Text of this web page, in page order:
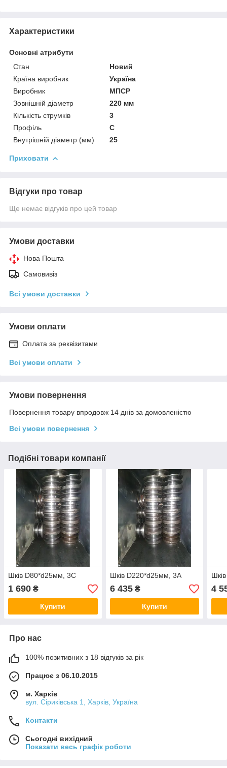
Характеристики
Основні атрибути
Стан
Новий
Країна виробник
Україна
Виробник
МПСР
Зовнішній діаметр
220 мм
Кількість струмків
3
Профіль
С
Внутрішній діаметр (мм)
25
Приховати
Відгуки про товар
Ще немає відгуків про цей товар
Умови доставки
Нова Пошта
Самовивіз
Всі умови доставки
Умови оплати
Оплата за реквізитами
Всі умови оплати
Умови повернення
Повернення товару впродовж 14 днів за домовленістю
Всі умови повернення
Подібні товари компанії
Шків D80*d25мм, 3С
1 690 ₴
Купити
Шків D220*d25мм, 3А
6 435₴
Купити
4
Про нас
100% позитивних з 18 відгуків за рік
Працює з 06.10.2015
м. Харків
вул. Сіриківська 1, Харків, Україна
Контакти
Сьогодні вихідний
Показати весь графік роботи